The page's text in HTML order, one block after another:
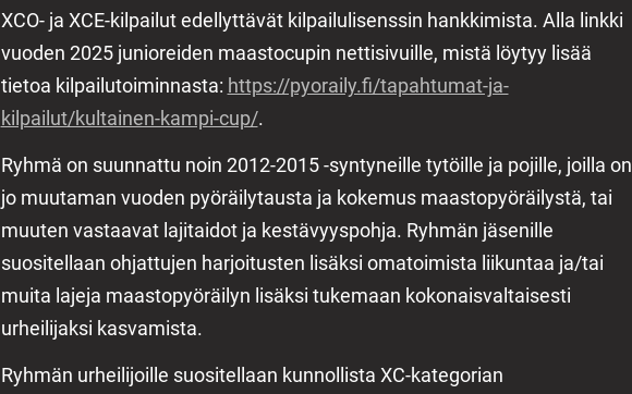
XCO- ja XCE-kilpailut edellyttävät kilpailulisenssin hankkimista. Alla linkki
vuoden 2025 junioreiden maastocupin nettisivuille, mistä löytyy lisää
tietoa kilpailutoiminnasta: https://pyoraily.fi/tapahtumat-ja-
kilpailut/kultainen-kampi-cup/.
Ryhmä on suunnattu noin 2012-2015 -syntyneille tytöille ja pojille, joilla on
jo muutaman vuoden pyöräilytausta ja kokemus maastopyöräilystä, tai
muuten vastaavat lajitaidot ja kestävyyspohja. Ryhmän jäsenille
suositellaan ohjattujen harjoitusten lisäksi omatoimista liikuntaa ja/tai
muita lajeja maastopyöräilyn lisäksi tukemaan kokonaisvaltaisesti
urheilijaksi kasvamista.
Ryhmän urheilijoille suositellaan kunnollista XC-kategorian